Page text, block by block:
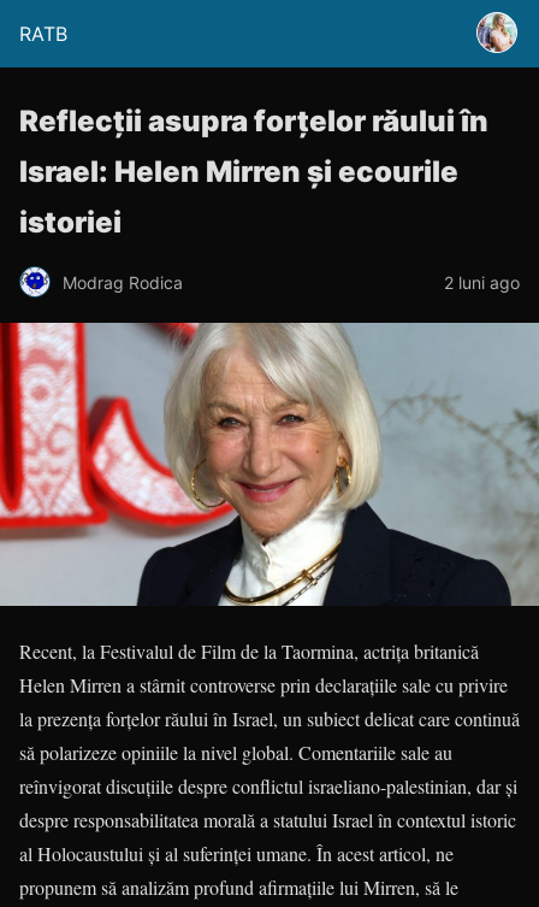
RATB
Reflecții asupra forțelor răului în
Israel: Helen Mirren și ecourile
istoriei
Modrag Rodica 2 luni ago
Recent, la Festivalul de Film de la Taormina, actrița britanică
Helen Mirren a stârnit controverse prin declarațiile sale cu privire
la prezența forțelor răului în Israel, un subiect delicat care continuă
să polarizeze opiniile la nivel global. Comentariile sale au
reînvigorat discuțiile despre conflictul israeliano-palestinian, dar și
despre responsabilitatea morală a statului Israel în contextul istoric
al Holocaustului și al suferinței umane. În acest articol, ne
propunem să analizăm profund afirmațiile lui Mirren, să le